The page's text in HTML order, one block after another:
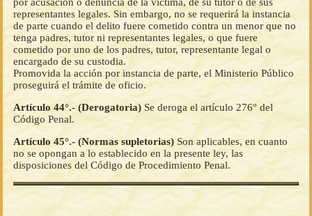
representantes legales. Sin embargo, no se requerirá la instancia
de parte cuando el delito fuere cometido contra un menor que no
tenga padres, tutor ni representantes legales, o que fuere
cometido por uno de los padres, tutor, representante legal o
encargado de su custodia.
Promovida la acción por instancia de parte, el Ministerio Público
proseguirá el trámite de oficio.
Artículo 44°.- (Derogatoria) Se deroga el artículo 276° del
Código Penal.
Artículo 45°.- (Normas supletorias) Son aplicables, en cuanto
no se opongan a lo establecido en la presente ley, las
disposiciones del Código de Procedimiento Penal.